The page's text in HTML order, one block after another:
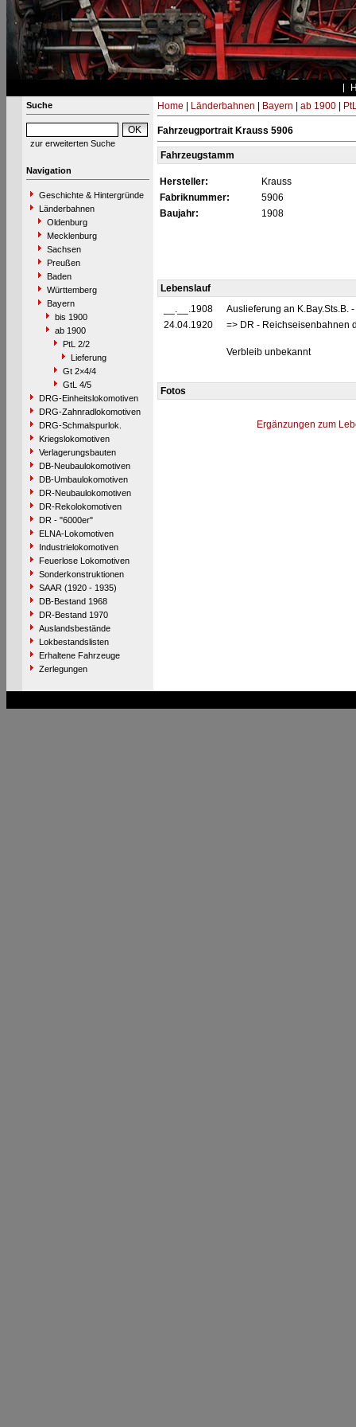
Suche
zur erweiterten Suche
Navigation
Geschichte & Hintergründe
Länderbahnen
Oldenburg
Mecklenburg
Sachsen
Preußen
Baden
Württemberg
Bayern
bis 1900
ab 1900
PtL 2/2
Lieferung
Gt 2×4/4
GtL 4/5
DRG-Einheitslokomotiven
DRG-Zahnradlokomotiven
DRG-Schmalspurlok.
Kriegslokomotiven
Verlagerungsbauten
DB-Neubaulokomotiven
DB-Umbaulokomotiven
DR-Neubaulokomotiven
DR-Rekolokomotiven
DR - "6000er"
ELNA-Lokomotiven
Industrielokomotiven
Feuerlose Lokomotiven
Sonderkonstruktionen
SAAR (1920 - 1935)
DB-Bestand 1968
DR-Bestand 1970
Auslandsbestände
Lokbestandslisten
Erhaltene Fahrzeuge
Zerlegungen
Home Länderbahnen Bayern ab 1900|
Fahrzeugportrait Krauss 5906
Fahrzeugstamm
Hersteller:
Krauss
Fabriknummer:
5906
Baujahr:
1908
Lebenslauf
__.__.1908
Auslieferung an
24.04.1920
=> DR - Reichseisenbahnen
Verbleib unbekannt
Fotos
Ergänzungen zum